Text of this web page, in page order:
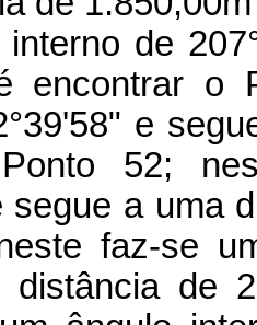
de
encontrar o
e
52;
segue a uma
faz-se
de